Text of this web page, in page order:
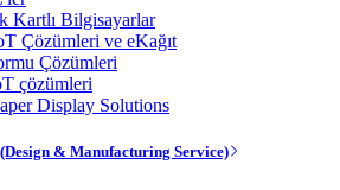
Kartlı Bilgisayarlar
Çözümleri ve eKağıt
Çözümleri
çözümleri
Display Solutions
& Manufacturing Service)